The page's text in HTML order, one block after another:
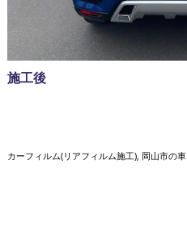
施工後
カーフィルム(リアフィルム施工) 岡山市の車